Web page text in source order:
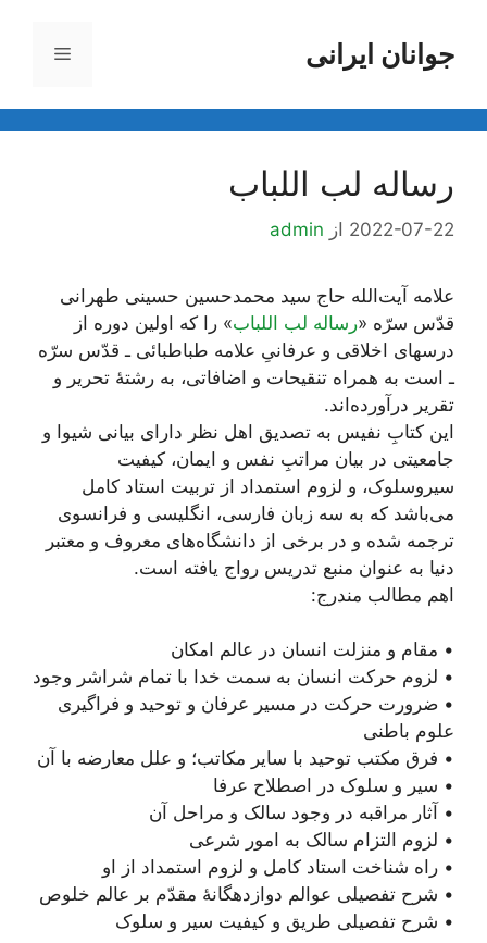
محتواجوانان ایرانی فهرست
رساله لب اللباب
2022-07-22 از admin
علامه آیت‌الله حاج سید محمد‌حسین حسینی طهرانی
قدّس سرّه «رساله لب اللباب» را که اولین دوره از
درسهای اخلاقی و عرفانیِ علامه طباطبائی ـ قدّس سرّه
ـ است به همراه تنقیحات و اضافاتی، به رشتۀ تحریر و
تقریر درآورده‌اند.
این کتابِ نفیس به تصدیق اهل نظر دارای بیانی شیوا و
جامعیتی در بیان مراتبِ نفس و ایمان، کیفیت
سیروسلوک، و لزوم استمداد از تربیت استاد کامل
می‌باشد که به سه زبان فارسی، انگلیسی و فرانسوی
ترجمه شده و در برخی از دانشگاه‌های معروف و معتبر
دنیا به عنوان منبع تدریس رواج یافته است.
اهم مطالب مندرج:
• مقام و منزلت انسان در عالم امكان
• لزوم حرکت انسان به سمت خدا با تمام شراشر وجود
• ضرورت حركت در مسير عرفان و توحيد و فراگیری
علوم باطنی
• فرق مكتب توحيد با ساير مكاتب؛ و علل معارضه با آن
• سیر و سلوک در اصطلاح عرفا
• آثار مراقبه در وجود سالک و مراحل آن
• لزوم التزام سالک به امور شرعی
• راه شناخت استاد کامل و لزوم استمداد از او
• شرح تفصيلى عوالم دوازدهگانۀ مقدّم بر عالم خلوص
• شرح تفصیلی طریق و کیفیت سیر و سلوک